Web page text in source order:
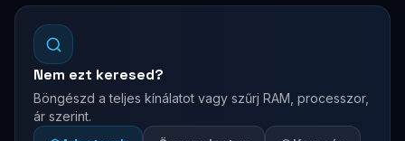
Nem ezt keresed?
Böngészd a teljes kínálatot vagy szűrj RAM, processzor,
ár szerint.